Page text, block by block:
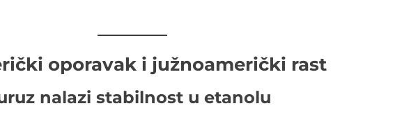
oporavak i južnoamerički rast
nalazi stabilnost u etanolu